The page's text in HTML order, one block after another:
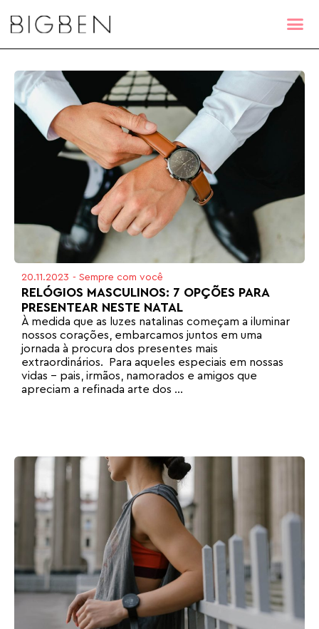
20.11.2023 - Sempre com você
RELÓGIOS MASCULINOS: 7 OPÇÕES PARA
PRESENTEAR NESTE NATAL
À medida que as luzes natalinas começam a iluminar
nossos corações, embarcamos juntos em uma
jornada à procura dos presentes mais
extraordinários. Para aqueles especiais em nossas
vidas – pais, irmãos, namorados e amigos que
apreciam a refinada arte dos ...